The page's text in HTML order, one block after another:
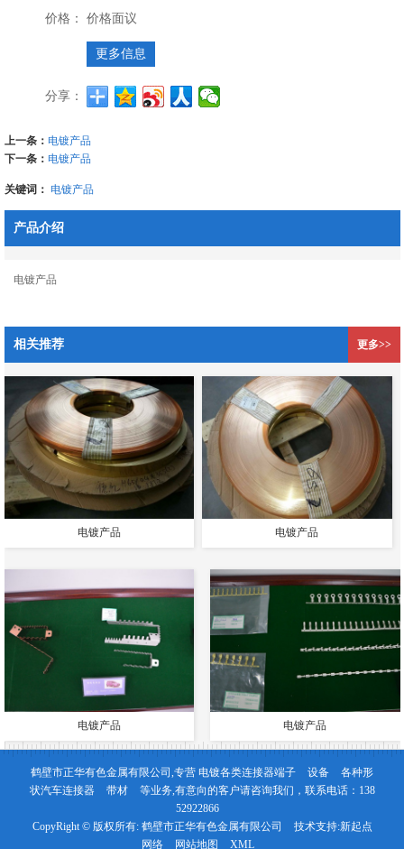
价格：
价格面议
更多信息
分享：
上一条： 电镀产品
下一条： 电镀产品
关键词： 电镀产品
产品介绍
电镀产品
相关推荐 更多>>
电镀产品 电镀产品
电镀产品 电镀产品
鹤壁市正华有色金属有限公司,专营 电镀各类连接器端子 设备
各种形
状汽车连接器
带材 等业务,有意向的客户请咨询我们，联系电话： 138
52922866
CopyRight © 版权所有: 鹤壁市正华有色金属有限公司 技术支持:新起点
网络
网站地图 XML